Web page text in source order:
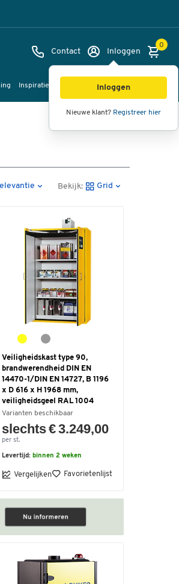
Contact Inloggen
Inloggen
Nieuwe klant? Registreer hier
0
Inspiratie
Bekijk: Grid
Veiligheidskast type 90,
brandwerendheid DIN EN
14470-1/DIN EN 14727, B 1196
x D 616 x H 1968 mm,
veiligheidsgeel RAL 1004
Varianten beschikbaar
slechts € 3.249,00
per st.
Levertijd: binnen 2 weken
Vergelijken Favorietenlijst